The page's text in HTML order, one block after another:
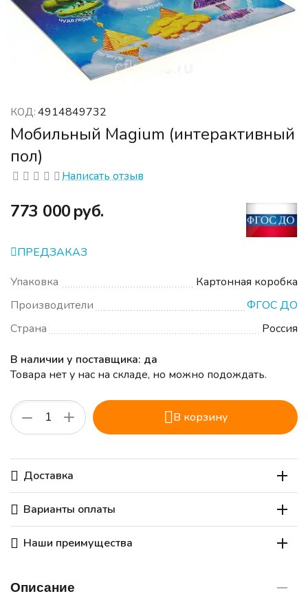
КОД: 4914849732
Мобильный Magium (интерактивный
пол)
Написать отзыв
‍773 000‍руб.
ПРЕДЗАКАЗ
Упаковка
Картонная коробка
Производители
ФГОС ДО
Страна
Россия
В наличии у поставщика: да
Товара нет у нас на складе, но можно подождать.
+
− В корзину
Доставка
Варианты оплаты
Наши преимущества
Описание